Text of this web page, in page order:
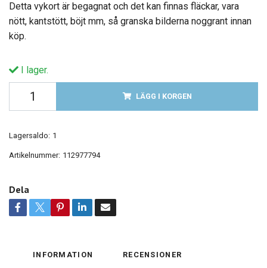
Detta vykort är begagnat och det kan finnas fläckar, vara
nött, kantstött, böjt mm, så granska bilderna noggrant innan
köp.
I lager.
LÄGG I KORGEN
Lagersaldo: 1
Artikelnummer: 112977794
Dela
INFORMATION RECENSIONER